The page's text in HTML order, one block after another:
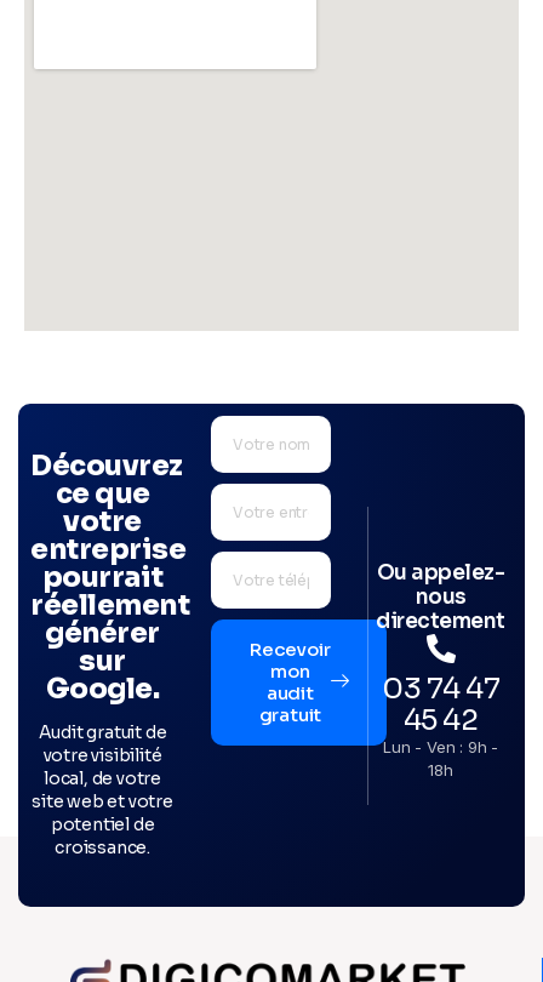
Découvrez
ce que
votre
entreprise
pourrait
réellement
générer
sur
Google.
Audit gratuit de
votre visibilité
local, de votre
site web et votre
potentiel de
croissance.
Recevoir
mon
audit
gratuit
Ou appelez-
nous
directement
03 74 47
45 42
Lun - Ven : 9h -
18h